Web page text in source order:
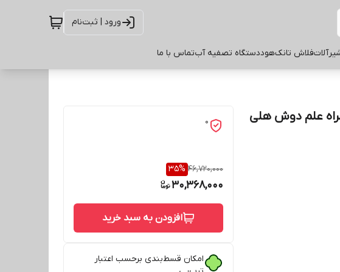
ورود | ثبت‌نام
فلاش تانکهوددستگاه تصفیه آبتماس با ما
علم دوش هلی
0
46,720,000
35%
30,368,000
افزودن به سبد خرید
امکان قسط‌بندی برحسب اعتبار